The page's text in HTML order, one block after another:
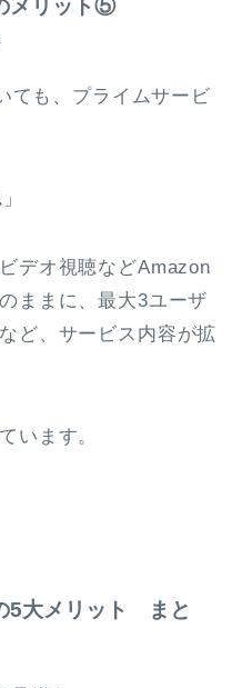
メリット⑤
ても、プライムサービ
デオ視聴などAmazon
ままに、最大3ユーザ
ど、サービス内容が拡
います。
5大メリット まと